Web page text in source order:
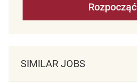
Rozpocząć
SIMILAR JOBS